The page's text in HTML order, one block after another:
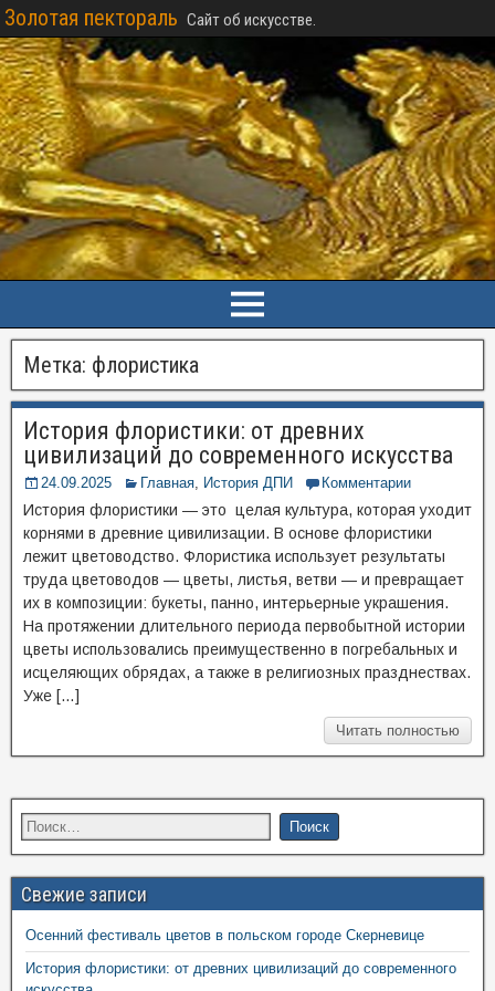
Золотая пектораль Сайт об искусстве.
Метка: флористика
История флористики: от древних
цивилизаций до современного искусства
24.09.2025 Главная, История ДПИ Комментарии
История флористики — это целая культура, которая уходит
корнями в древние цивилизации. В основе флористики
лежит цветоводство. Флористика использует результаты
труда цветоводов — цветы, листья, ветви — и превращает
их в композиции: букеты, панно, интерьерные украшения.
На протяжении длительного периода первобытной истории
цветы использовались преимущественно в погребальных и
исцеляющих обрядах, а также в религиозных празднествах.
Уже […]
Читать полностью
Свежие записи
Осенний фестиваль цветов в польском городе Скерневице
История флористики: от древних цивилизаций до современного